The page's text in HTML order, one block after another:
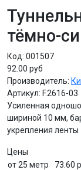
тёмно-
Код: 001507
92.00 руб
Производитель:
Артикул: F.2616-03
Усиленная
шириной 10 мм,
укрепления ленты
Цены
от 25 метр
73.60